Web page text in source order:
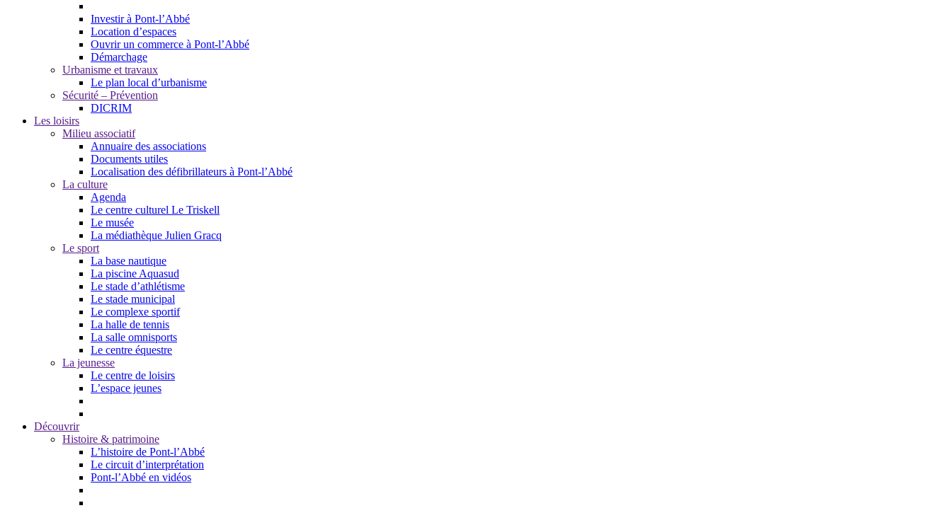
Investir à Pont-l’Abbé
Location d’espaces
Ouvrir un commerce à Pont-l’Abbé
Démarchage
Urbanisme et travaux
Le plan local d’urbanisme
Sécurité – Prévention
DICRIM
Les loisirs
Milieu associatif
Annuaire des associations
Documents utiles
Localisation des défibrillateurs à Pont-l’Abbé
La culture
Agenda
Le centre culturel Le Triskell
Le musée
La médiathèque Julien Gracq
Le sport
La base nautique
La piscine Aquasud
Le stade d’athlétisme
Le stade municipal
Le complexe sportif
La halle de tennis
La salle omnisports
Le centre équestre
La jeunesse
Le centre de loisirs
L’espace jeunes
Découvrir
Histoire & patrimoine
L’histoire de Pont-l’Abbé
Le circuit d’interprétation
Pont-l’Abbé en vidéos